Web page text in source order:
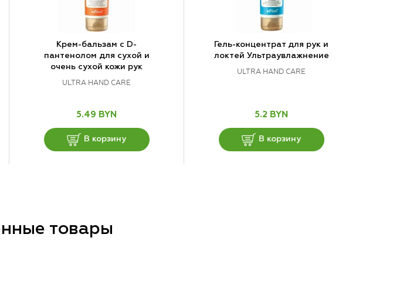
Крем-бальзам с D-
пантенолом для сухой и
очень сухой кожи рук
ULTRA HAND CARE
5.49 BYN
В корзину
Гель-концентрат для рук и
локтей Ультраувлажнение
ULTRA HAND CARE
5.2 BYN
В корзину
товары